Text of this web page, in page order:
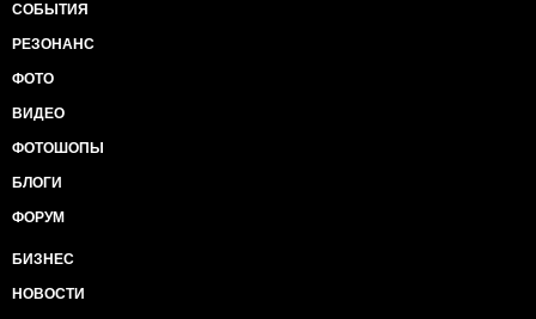
СОБЫТИЯ
РЕЗОНАНС
ФОТО
ВИДЕО
ФОТОШОПЫ
БЛОГИ
ФОРУМ
БИЗНЕС
НОВОСТИ